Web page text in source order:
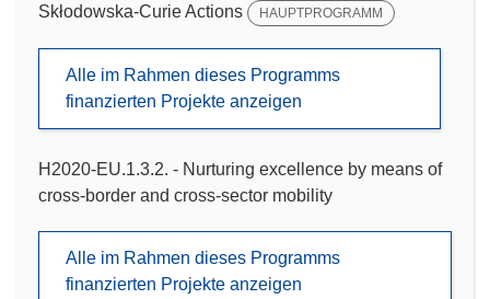
Skłodowska-Curie Actions
HAUPTPROGRAMM
Alle im Rahmen dieses Programms
finanzierten Projekte anzeigen
H2020-EU.1.3.2. - Nurturing excellence by means of
cross-border and cross-sector mobility
Alle im Rahmen dieses Programms
finanzierten Projekte anzeigen